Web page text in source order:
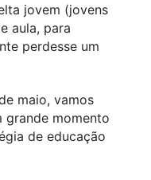
jovem (jovens
aula, para
perdesse um
maio, vamos
grande momento
de educação